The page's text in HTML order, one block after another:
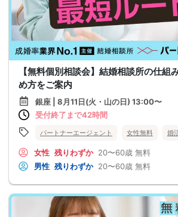
【無料個別相談会】結婚相談所の仕組
め方をご案内
銀座 | 8月11日(火・山の日) 13:00〜
受付終了まで42時間
パートナーエージェント 女性無料 婚
女性 残りわずか 20〜60歳 無料
男性 残りわずか 20〜60歳 無料